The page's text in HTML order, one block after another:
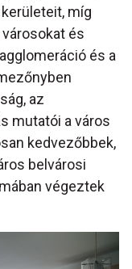
míg
és
és a
az
mutatói a város
kedvezőbbek,
belvárosi
végeztek